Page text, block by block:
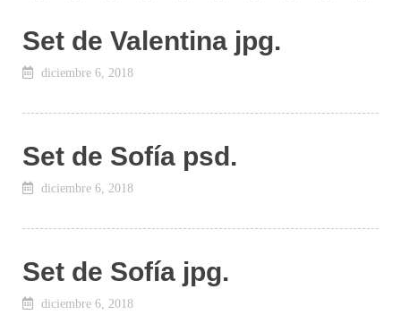
Set de Valentina jpg.
diciembre 6, 2018
Set de Sofía psd.
diciembre 6, 2018
Set de Sofía jpg.
diciembre 6, 2018